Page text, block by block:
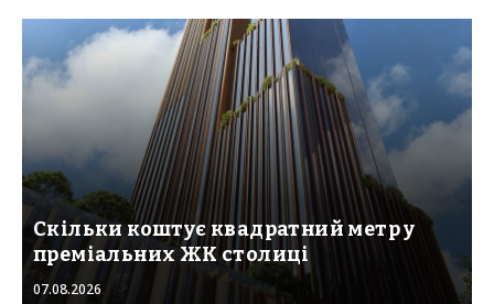
Скільки коштує квадратний метр у
преміальних ЖК столиці
07.08.2026